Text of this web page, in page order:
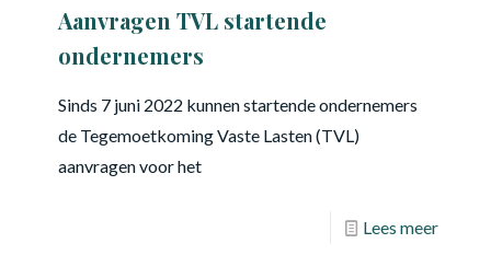
Aanvragen TVL startende
ondernemers
Sinds 7 juni 2022 kunnen startende ondernemers
de Tegemoetkoming Vaste Lasten (TVL)
aanvragen voor het
Lees meer